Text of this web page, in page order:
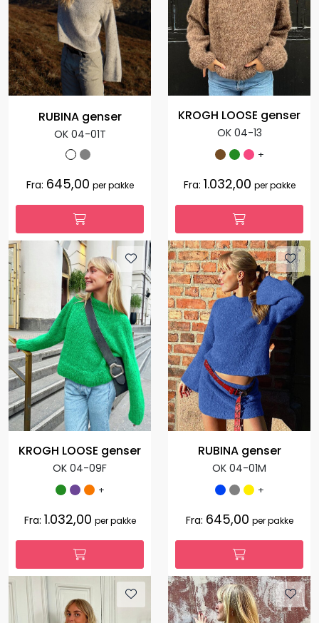
RUBINA genser
OK 04-01T
Fra: 645,00 per pakke
KROGH LOOSE genser
OK 04-13
+
Fra: 1.032,00 per pakke
KROGH LOOSE genser
OK 04-09F
+
Fra: 1.032,00 per pakke
RUBINA genser
OK 04-01M
+
Fra: 645,00 per pakke